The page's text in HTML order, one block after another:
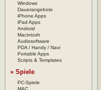
Windows
Dauerangebote
iPhone Apps
iPad Apps
Android
Macintosh
Audiosoftware
PDA / Handy / Navi
Portable Apps
Scripts & Templates
» Spiele
PC-Spiele